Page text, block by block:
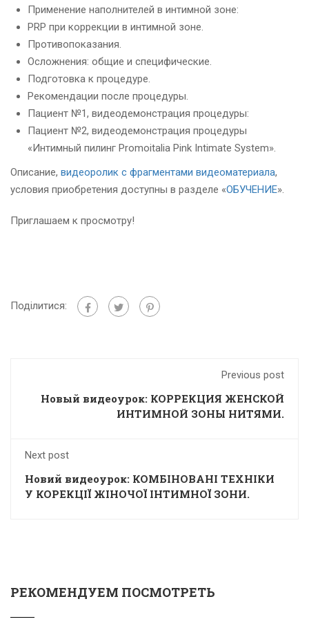
Применение наполнителей в интимной зоне:
PRP при коррекции в интимной зоне.
Противопоказания.
Осложнения: общие и специфические.
Подготовка к процедуре.
Рекомендации после процедуры.
Пациент №1, видеодемонстрация процедуры:
Пациент №2, видеодемонстрация процедуры
«Интимный пилинг Promoitalia Pink Intimate System».
Описание, видеоролик с фрагментами видеоматериала,
условия приобретения доступны в разделе «ОБУЧЕНИЕ».
Приглашаем к просмотру!
Поділитися:
Previous post
Новый видеоурок: КОРРЕКЦИЯ ЖЕНСКОЙ
ИНТИМНОЙ ЗОНЫ НИТЯМИ.
Next post
Новий видеоурок: КОМБІНОВАНІ ТЕХНІКИ
У КОРЕКЦІЇ ЖІНОЧОЇ ІНТИМНОЇ ЗОНИ.
РЕКОМЕНДУЕМ ПОСМОТРЕТЬ